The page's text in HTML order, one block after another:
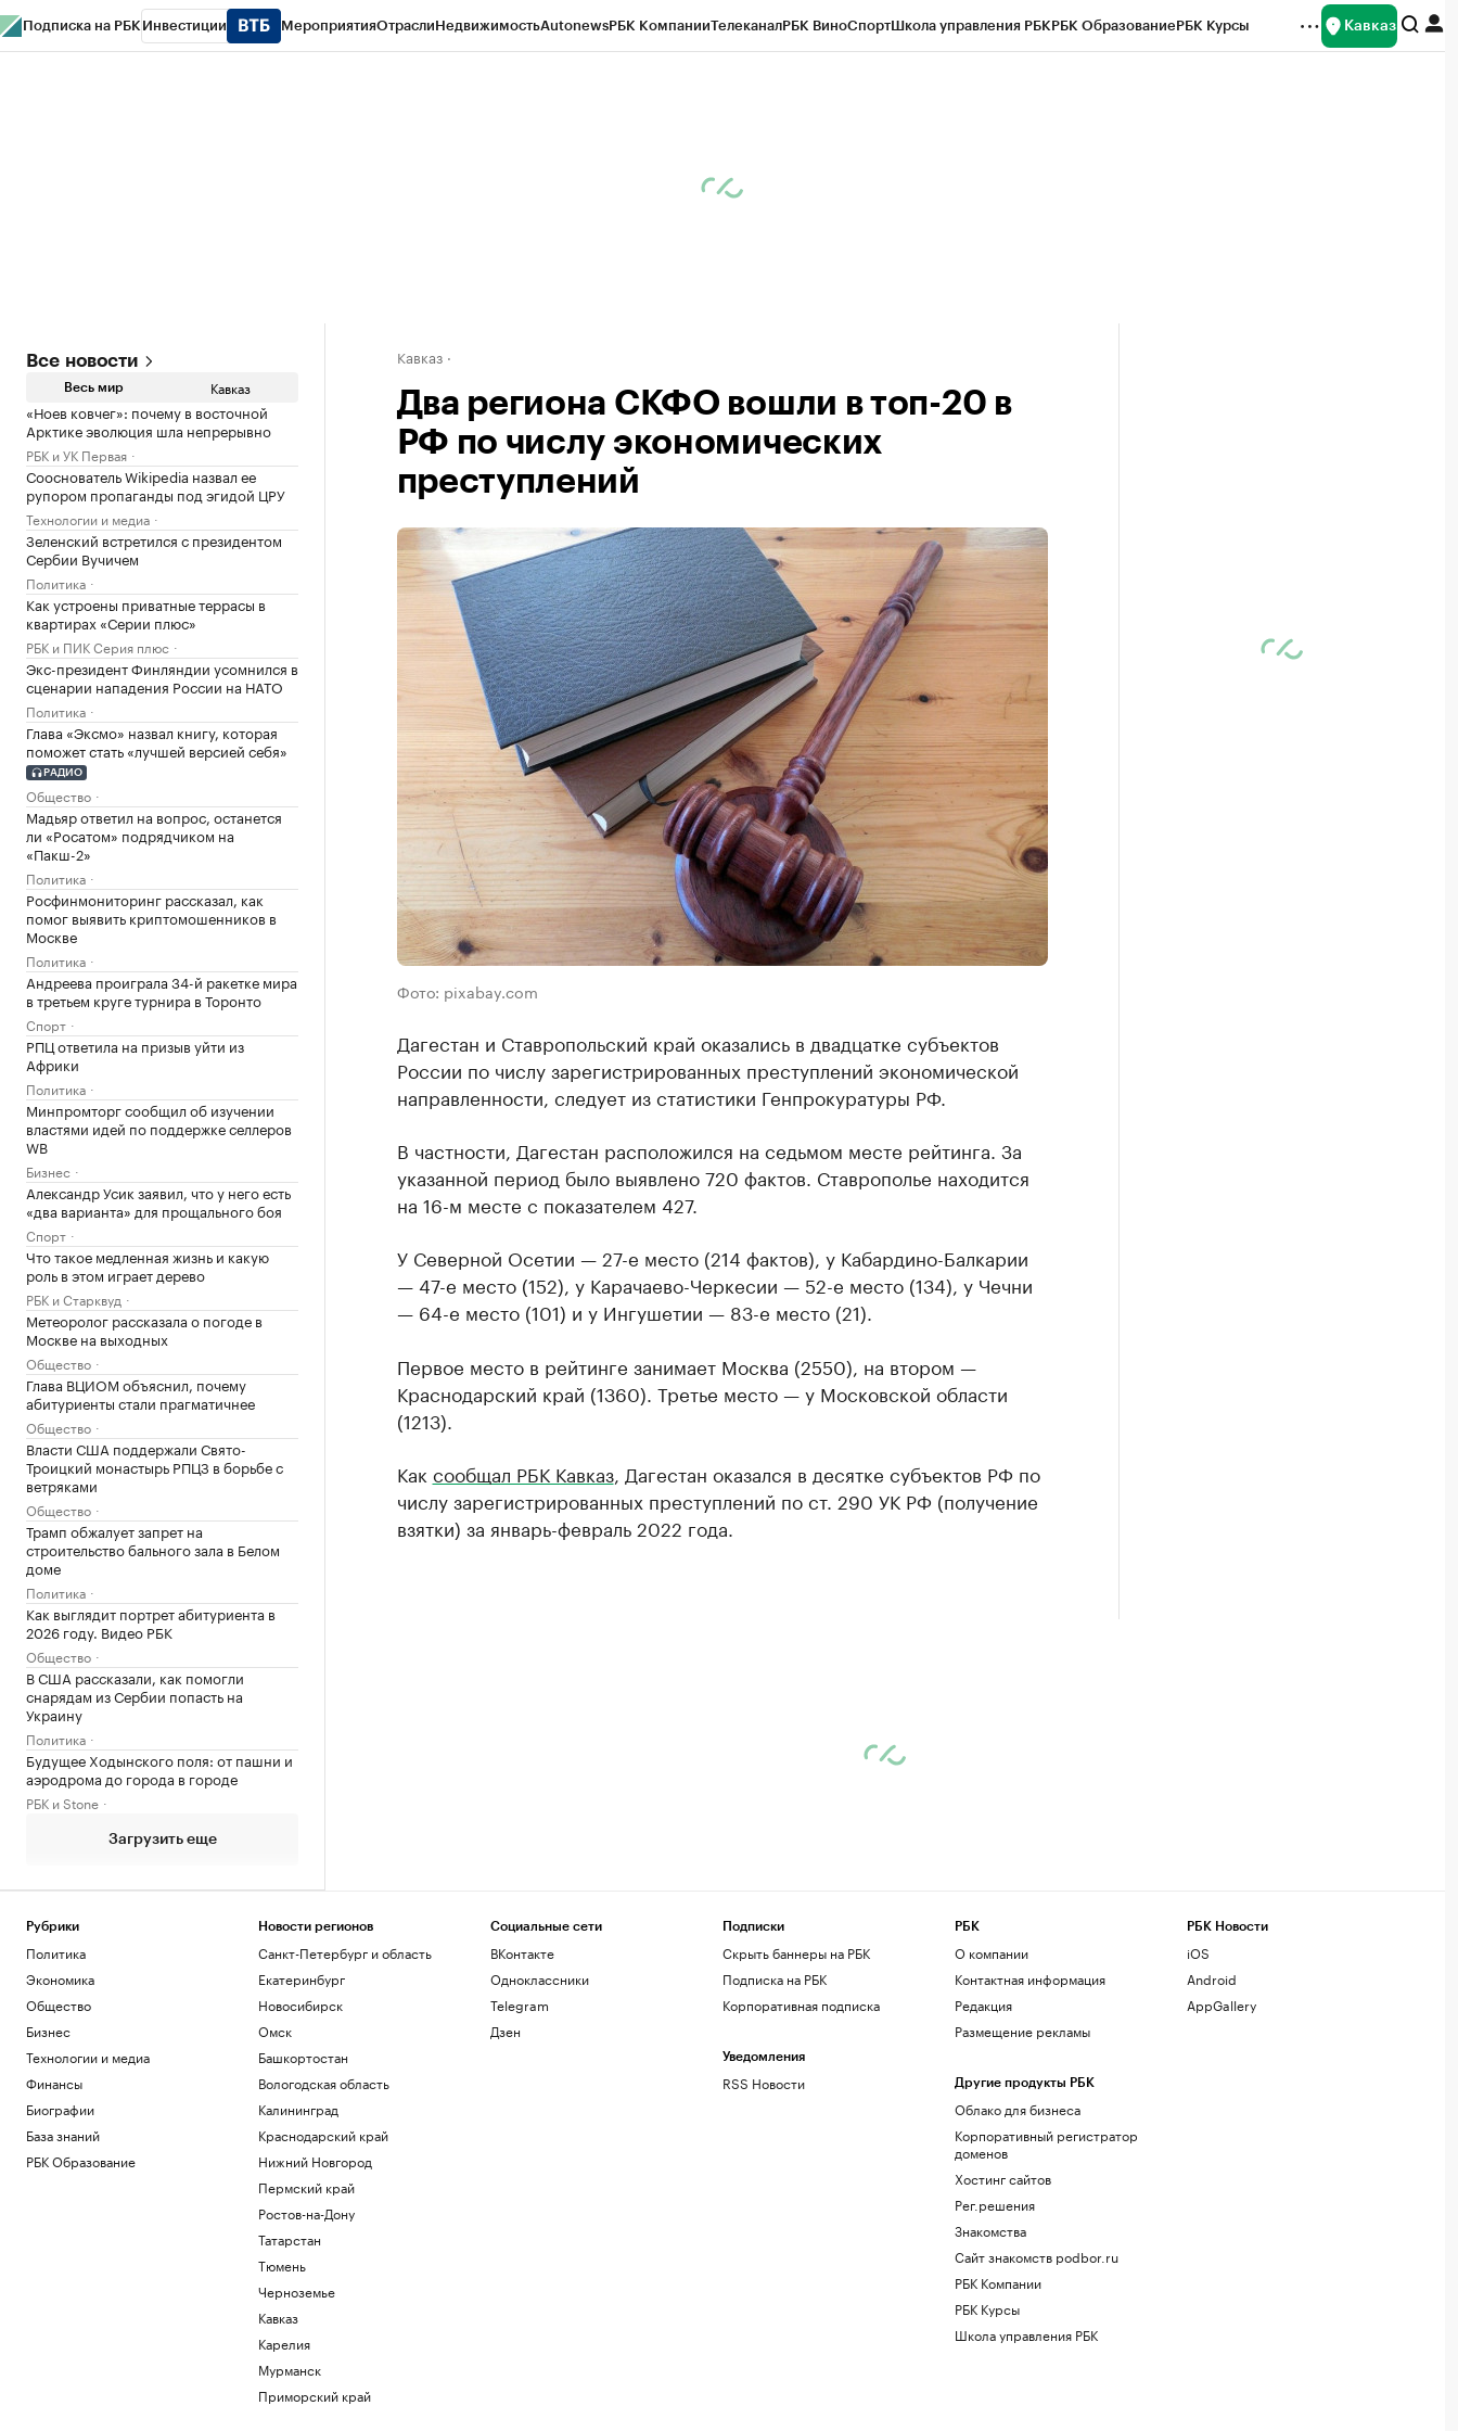
Подписка на РБК Инвестиции МероприятияОтраслиНедвижимостьAutonewsРБК КомпанииТелеканалРБК ВиноСпортШкола управления РБКРБК ОбразованиеРБК Курсы Кавказ
Все новости
Весь мир Кавказ
«Ноев ковчег»: почему в восточной
Арктике эволюция шла непрерывно
РБК и УК Первая
Сооснователь Wikipedia назвал ее
рупором пропаганды под эгидой ЦРУ
Технологии и медиа
Зеленский встретился с президентом
Сербии Вучичем
Политика
Как устроены приватные террасы в
квартирах «Серии плюс»
РБК и ПИК Серия плюс
Экс-президент Финляндии усомнился в
сценарии нападения России на НАТО
Политика
Глава «Эксмо» назвал книгу, которая
поможет стать «лучшей версией себя»
РАДИО
Общество
Мадьяр ответил на вопрос, останется
ли «Росатом» подрядчиком на
«Пакш-2»
Политика
Росфинмониторинг рассказал, как
помог выявить криптомошенников в
Москве
Политика
Андреева проиграла 34-й ракетке мира
в третьем круге турнира в Торонто
Спорт
РПЦ ответила на призыв уйти из
Африки
Политика
Минпромторг сообщил об изучении
властями идей по поддержке селлеров
WB
Бизнес
Александр Усик заявил, что у него есть
«два варианта» для прощального боя
Спорт
Что такое медленная жизнь и какую
роль в этом играет дерево
РБК и Старквуд
Метеоролог рассказала о погоде в
Москве на выходных
Общество
Глава ВЦИОМ объяснил, почему
абитуриенты стали прагматичнее
Общество
Власти США поддержали Свято-
Троицкий монастырь РПЦЗ в борьбе с
ветряками
Общество
Трамп обжалует запрет на
строительство бального зала в Белом
доме
Политика
Как выглядит портрет абитуриента в
2026 году. Видео РБК
Общество
В США рассказали, как помогли
снарядам из Сербии попасть на
Украину
Политика
Будущее Ходынского поля: от пашни и
аэродрома до города в городе
РБК и Stone
Загрузить еще
Кавказ
Два региона СКФО вошли в топ-20 в
РФ по числу экономических
преступлений
Фото: pixabay.com
Дагестан и Ставропольский край оказались в двадцатке субъектов
России по числу зарегистрированных преступлений экономической
направленности, следует из статистики Генпрокуратуры РФ.
В частности, Дагестан расположился на седьмом месте рейтинга. За
указанной период было выявлено 720 фактов. Ставрополье находится
на 16-м месте с показателем 427.
У Северной Осетии — 27-е место (214 фактов), у Кабардино-Балкарии
— 47-е место (152), у Карачаево-Черкесии — 52-е место (134), у Чечни
— 64-е место (101) и у Ингушетии — 83-е место (21).
Первое место в рейтинге занимает Москва (2550), на втором —
Краснодарский край (1360). Третье место — у Московской области
(1213).
Как сообщал РБК Кавказ, Дагестан оказался в десятке субъектов РФ по
числу зарегистрированных преступлений по ст. 290 УК РФ (получение
взятки) за январь-февраль 2022 года.
Рубрики
Политика
Экономика
Общество
Бизнес
Технологии и медиа
Финансы
Биографии
База знаний
РБК Образование
Новости регионов
Санкт-Петербург и область
Екатеринбург
Новосибирск
Омск
Башкортостан
Вологодская область
Калининград
Краснодарский край
Нижний Новгород
Пермский край
Ростов-на-Дону
Татарстан
Тюмень
Черноземье
Кавказ
Карелия
Мурманск
Приморский край
Социальные сети
ВКонтакте
Одноклассники
Telegram
Дзен
Подписки
Скрыть баннеры на РБК
Подписка на РБК
Корпоративная подписка
Уведомления
RSS Новости
РБК
О компании
Контактная информация
Редакция
Размещение рекламы
Другие продукты РБК
Облако для бизнеса
Корпоративный регистратор
доменов
Хостинг сайтов
Рег.решения
Знакомства
Сайт знакомств podbor.ru
РБК Компании
РБК Курсы
Школа управления РБК
РБК Новости
iOS
Android
AppGallery